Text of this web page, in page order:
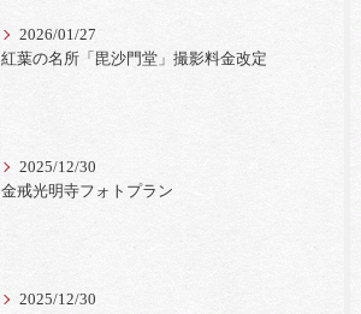
2026/01/27
紅葉の名所「毘沙門堂」撮影料金改定
2025/12/30
金戒光明寺フォトプラン
2025/12/30